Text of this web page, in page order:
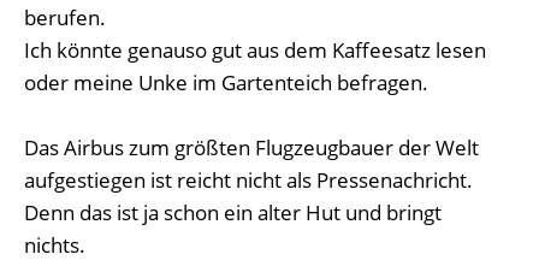
berufen.
Ich könnte genauso gut aus dem Kaffeesatz lesen
oder meine Unke im Gartenteich befragen.
Das Airbus zum größten Flugzeugbauer der Welt
aufgestiegen ist reicht nicht als Pressenachricht.
Denn das ist ja schon ein alter Hut und bringt
nichts.